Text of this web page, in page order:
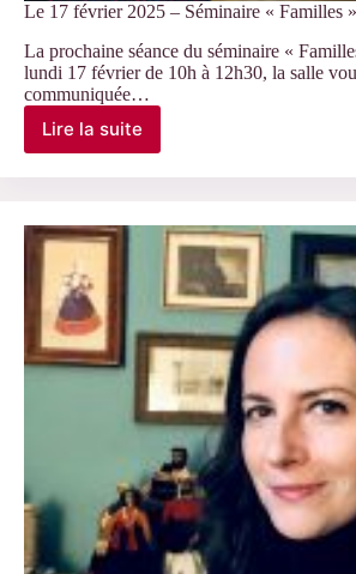
Le 17 février 2025 – Séminaire « Familles »
La prochaine séance du séminaire «
lundi 17 février de 10h à 12h30, la salle
communiquée…
Lire la suite
Le
–
Séminaire
« Familles »